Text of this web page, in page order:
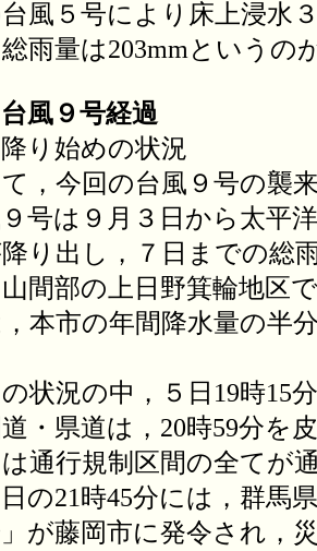
台風５号により床上浸水
雨量は203mmというの
風９号経過
降り始めの状況
，今回の台風９号の襲
号は９月３日から太平
り出し，７日までの総
間部の上日野箕輪地区
本市の年間降水量の半
状況の中，５日19時15
・県道は，20時59分を
通行規制区間の全てが
の21時45分には，群馬
」が藤岡市に発令され，